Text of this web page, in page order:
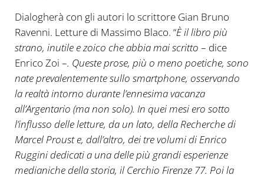
Dialogherà con gli autori lo scrittore Gian Bruno
Ravenni. Letture di Massimo Blaco. “È il libro più
strano, inutile e zoico che abbia mai scritto – dice
Enrico Zoi –. Queste prose, più o meno poetiche, sono
nate prevalentemente sullo smartphone, osservando
la realtà intorno durante l’ennesima vacanza
all’Argentario (ma non solo). In quei mesi ero sotto
l’influsso delle letture, da un lato, della Recherche di
Marcel Proust e, dall’altro, dei tre volumi di Enrico
Ruggini dedicati a una delle più grandi esperienze
medianiche della storia, il Cerchio Firenze 77. Poi la